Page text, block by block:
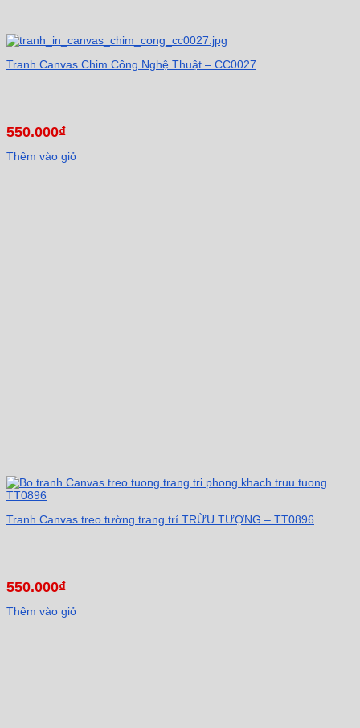
Tranh Canvas Chim Công Nghệ Thuật – CC0027
550.000₫
Thêm vào giỏ
Tranh Canvas treo tường trang trí TRỪU TƯỢNG – TT0896
550.000₫
Thêm vào giỏ